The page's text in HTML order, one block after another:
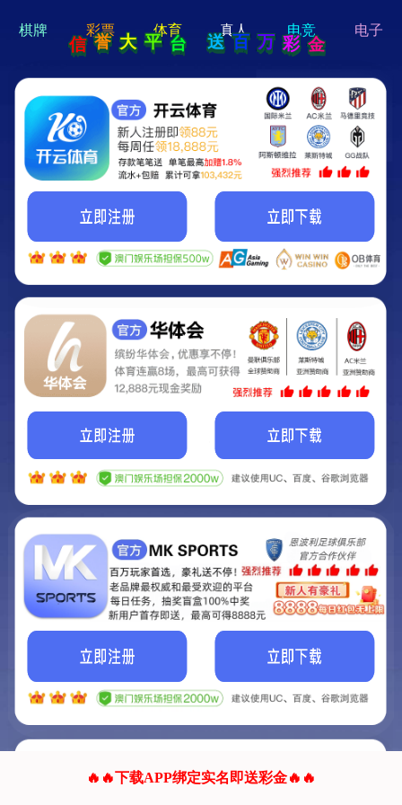
hi 💗
Hey Guys!
我们即将上线啦...
我们的网站正在建设.
它将是非常棒的网站.
联系我们!